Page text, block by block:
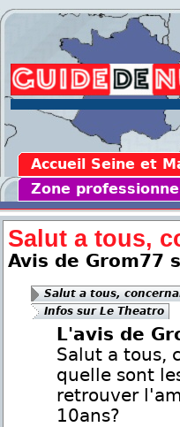
Accueil Seine et
Zone
Salut a tous,
Avis de Grom77
Salut a tous,
Infos sur Le Theatro
L'avis de
Salut a tous,
quelle sont
retrouver
10ans?